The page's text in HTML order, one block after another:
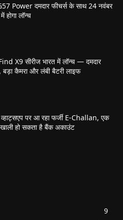
Power दमदार फीचर्स के साथ 24 नवंबर
होगा लॉन्च
X9 सीरीज भारत में लॉन्च — दमदार
बड़ा कैमरा और लंबी बैटरी लाइफ
व्हाट्सएप पर आ रहा फर्जी E-Challan, एक
हो सकता है बैंक अकाउंट
9